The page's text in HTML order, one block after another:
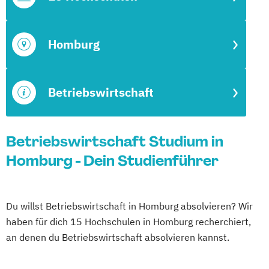
Betriebswirtschaft
Homburg
Betriebswirtschaft Studium in
Homburg - Dein Studienführer
Du willst Betriebswirtschaft in Homburg absolvieren? Wir
haben für dich 15 Hochschulen in Homburg recherchiert,
an denen du Betriebswirtschaft absolvieren kannst.